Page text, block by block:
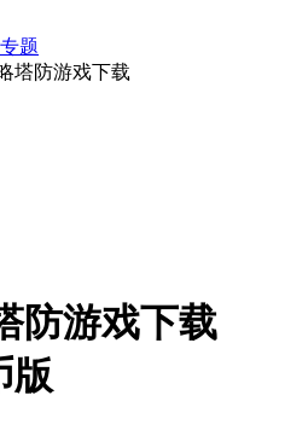
题
塔防游戏下载
防游戏下载
版